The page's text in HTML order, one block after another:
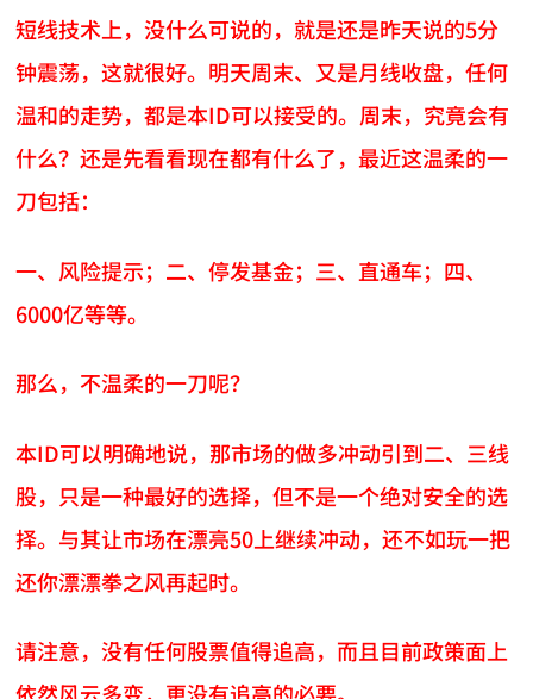
短线技术上，没什么可说的，就是还是昨天说的5分
钟震荡，这就很好。明天周末、又是月线收盘，任何
温和的走势，都是本ID可以接受的。周末，究竟会有
什么？还是先看看现在都有什么了，最近这温柔的一
刀包括：
一、风险提示；二、停发基金；三、直通车；四、
6000亿等等。
那么，不温柔的一刀呢？
本ID可以明确地说，那市场的做多冲动引到二、三线
股，只是一种最好的选择，但不是一个绝对安全的选
择。与其让市场在漂亮50上继续冲动，还不如玩一把
还你漂漂拳之风再起时。
请注意，没有任何股票值得追高，而且目前政策面上